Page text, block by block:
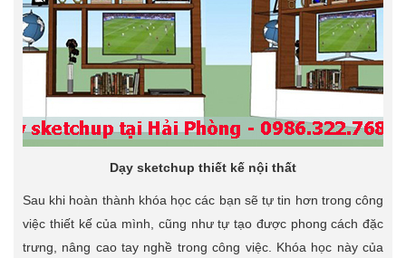
Dạy sketchup thiết kế nội thất
Sau khi hoàn thành khóa học các bạn sẽ tự tin hơn trong công
việc thiết kế của mình, cũng như tự tạo được phong cách đặc
trưng, nâng cao tay nghề trong công việc. Khóa học này của